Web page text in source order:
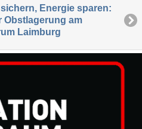
Energie sparen:
Obstlagerung am
Laimburg